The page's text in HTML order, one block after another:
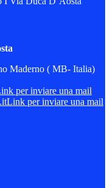
Maderno ( MB- Italia)
per inviare una mail
Link per inviare una mail